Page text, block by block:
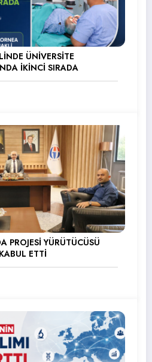
ÜNİVERSİTE
İKİNCİ SIRADA
PROJESİ YÜRÜTÜCÜSÜ
ETTİ